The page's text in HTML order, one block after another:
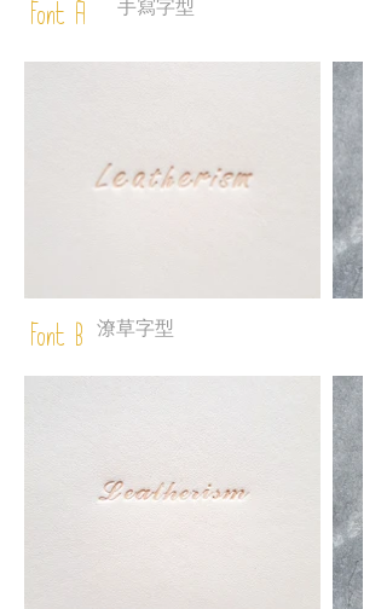
Font A 手寫字型
Font B 潦草字型